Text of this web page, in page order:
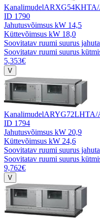
KanalimudelARXG54KHTA/
ID 1790
Jahutusvõimsus kW 14,5
Küttevõimsus kW 18,0
Soovitatav ruumi suurus
Soovitatav ruumi suurus
5,353€
KanalimudelARYG72LHTA/
ID 1794
Jahutusvõimsus kW 20,9
Küttevõimsus kW 24,6
Soovitatav ruumi suurus
Soovitatav ruumi suurus
9,762€